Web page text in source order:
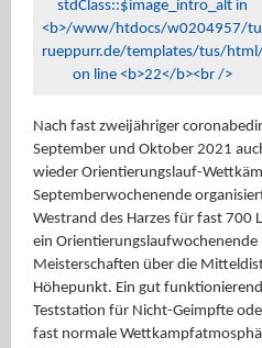
Nach fast zweijähriger
September und Oktober 2021
wieder Orientierungslauf-
Septemberwochenende
Westrand des Harzes für fast 700
ein Orientierungslaufwochenende
Meisterschaften über die
Höhepunkt. Ein gut
Teststation für Nicht-Geimpfte
fast normale